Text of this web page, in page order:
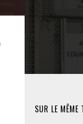
SUR LE MÊME